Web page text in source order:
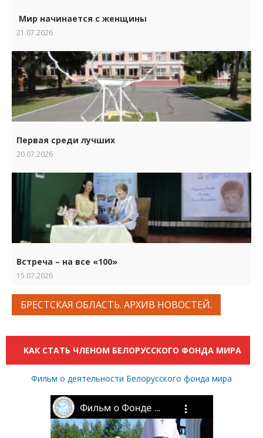
Мир начинается с женщины
21.07.2026
Первая среди лучших
20.07.2026
Встреча – на все «100»
15.07.2026
БРЕСТСКАЯ ОБЛАСТЬ. АРХИВ НОВОСТЕЙ.
КАК СТАТЬ ЧЛЕНОМ БЕЛОРУССКОГО ФОНДА МИРА
Фильм о деятельности Белорусского фонда мира